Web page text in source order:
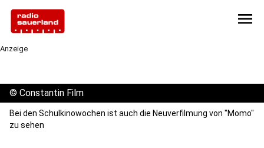
menu
Anzeige
© Constantin Film
Bei den Schulkinowochen ist auch die Neuverfilmung von "Momo"
zu sehen